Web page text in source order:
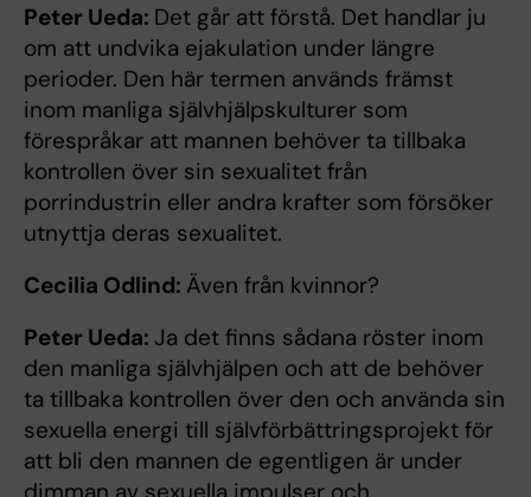
Peter Ueda: Det går att förstå. Det handlar ju
om att undvika ejakulation under längre
perioder. Den här termen används främst
inom manliga självhjälpskulturer som
förespråkar att mannen behöver ta tillbaka
kontrollen över sin sexualitet från
porrindustrin eller andra krafter som försöker
utnyttja deras sexualitet.
Cecilia Odlind: Även från kvinnor?
Peter Ueda: Ja det finns sådana röster inom
den manliga självhjälpen och att de behöver
ta tillbaka kontrollen över den och använda sin
sexuella energi till självförbättringsprojekt för
att bli den mannen de egentligen är under